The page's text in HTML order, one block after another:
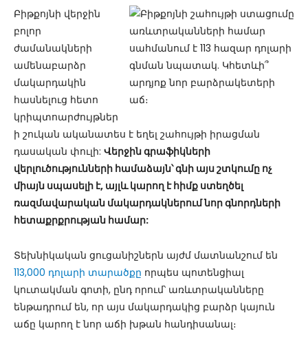
Բիթքոյնի վերջին
բոլոր
ժամանակների
ամենաբարձր
մակարդակին
հասնելուց հետո
կրիպտոարժույթներ
ի շուկան ականատես է եղել շահույթի իրացման
դասական փուլի: Վերջին գրաֆիկների
վերլուծությունների համաձայն՝ գնի այս շտկումը ոչ
միայն սպասելի է, այլև կարող է հիմք ստեղծել
ռազմավարական մակարդակներում նոր գնորդների
հետաքրքրության համար:
Տեխնիկական ցուցանիշներն այժմ մատնանշում են
113,000 դոլարի տարածքը որպես պոտենցիալ
կուտակման գոտի, ընդ որում՝ առևտրականները
ենթադրում են, որ այս մակարդակից բարձր կայուն
աճը կարող է նոր աճի խթան հանդիսանալ։